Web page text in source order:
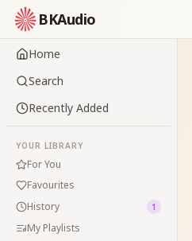
BKAudio
Home
Search
Recently Added
YOUR LIBRARY
For You
Favourites
History
1
My Playlists